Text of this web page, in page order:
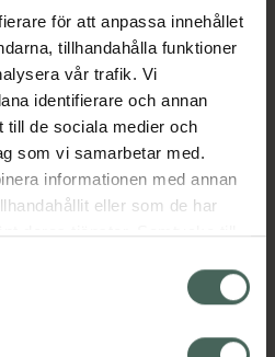
för att anpassa innehållet
tillhandahålla funktioner
vår trafik. Vi
identifierare och annan
till de sociala medier och
som vi samarbetar med.
informationen med annan
eller som de har
deras tjänster. Samtycke till
webbplatsens
samtycke påverkar inte
som skett innan återkallelsen.
ögonen som
kosmetika, vilket ger
fördelar. Fyra
vitamin C, Brighten-i
uppkomsten av
ögonen för en